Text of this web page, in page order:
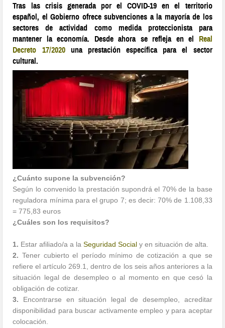
Tras las crisis generada por el COVID-19 en el territorio
español, el Gobierno ofrece subvenciones a la mayoría de los
sectores de actividad como medida proteccionista para
mantener la economía. Desde ahora se refleja en el Real
Decreto 17/2020una prestación específica para el sector
cultural.
¿Cuánto supone la subvención?
Según lo convenido la prestación supondrá el 70% de la base
reguladora mínima para el grupo 7; es decir: 70% de 1.108,33
= 775,83 euros
¿Cuáles son los requisitos?
1. Estar afiliado/a a laSeguridad Socialy en situación de alta.
2. Tener cubierto el período mínimo de cotización a que se
refiere el artículo 269.1, dentro de los seis años anteriores a la
situación legal de desempleo o al momento en que cesó la
obligación de cotizar.
3. Encontrarse en situación legal de desempleo, acreditar
disponibilidad para buscar activamente empleo y para aceptar
colocación.